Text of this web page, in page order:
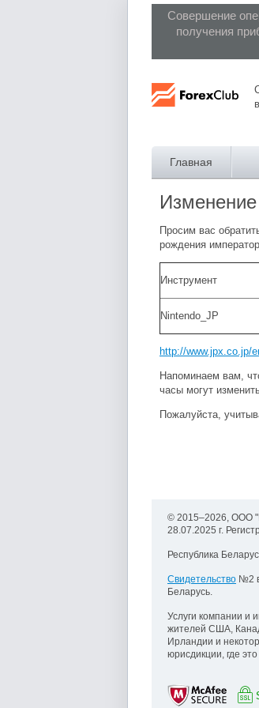
Совершение
получения
Главная
Просим вас
рождения
Инструмент
Nintendo_JP
http://www.jpx.co.jp/
Напоминаем вам,
часы могут
Пожалуйста,
© 2015–2026, ООО
28.07.2025 г.
Республика
Свидетельство №2
Беларусь.
Услуги компании и
жителей США,
Ирландии и
юрисдикции, где